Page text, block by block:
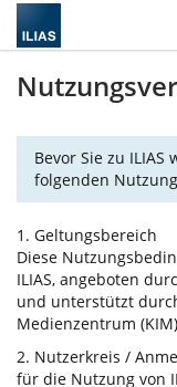
Bevor Sie zu
folgenden
1. Geltungsbereich
Diese
ILIAS, angeboten
und unterstützt
Medienzentrum
2. Nutzerkreis /
für die Nutzung von